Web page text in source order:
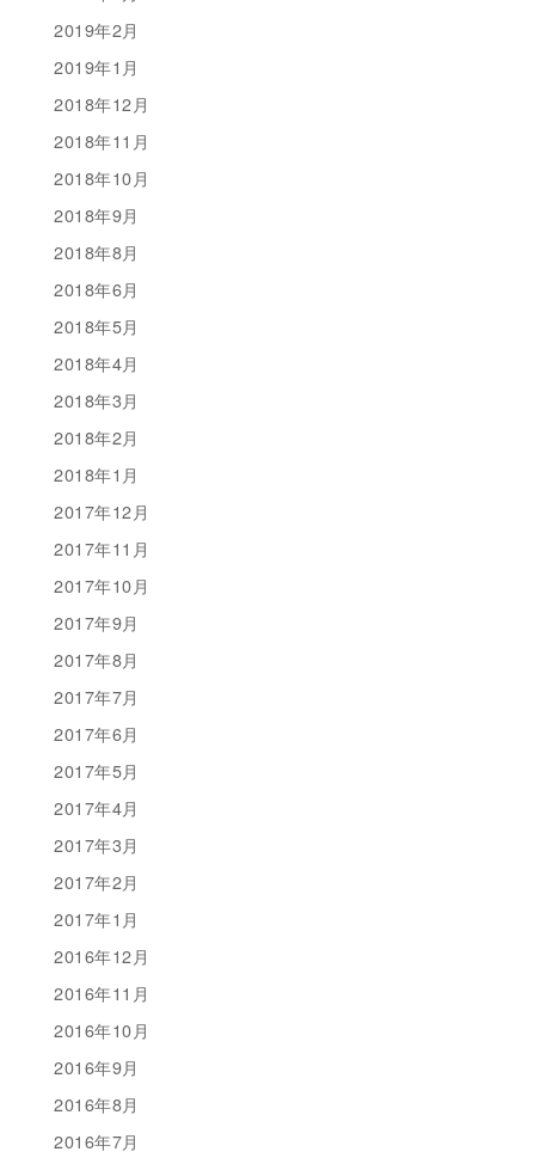
2019年2月
2019年1月
2018年12月
2018年11月
2018年10月
2018年9月
2018年8月
2018年6月
2018年5月
2018年4月
2018年3月
2018年2月
2018年1月
2017年12月
2017年11月
2017年10月
2017年9月
2017年8月
2017年7月
2017年6月
2017年5月
2017年4月
2017年3月
2017年2月
2017年1月
2016年12月
2016年11月
2016年10月
2016年9月
2016年8月
2016年7月